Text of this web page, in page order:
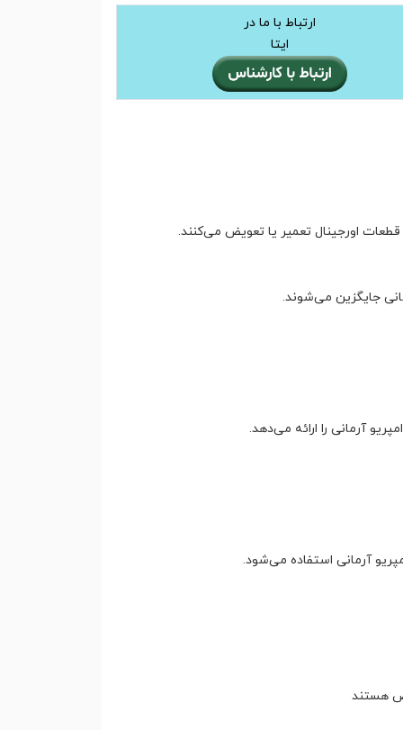
ارتباط با ما در
ایتا
اورجینال تعمیر یا تعویض می‌کنند.
جایگزین می‌شوند.
آرمانی را ارائه می‌دهد.
آرمانی استفاده می‌شود.
هستند